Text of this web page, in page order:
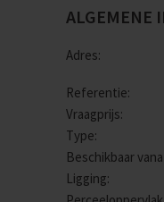
ALGEMENE
Adres:
Referentie:
Vraagprijs:
Type:
Beschikbaar
Ligging: